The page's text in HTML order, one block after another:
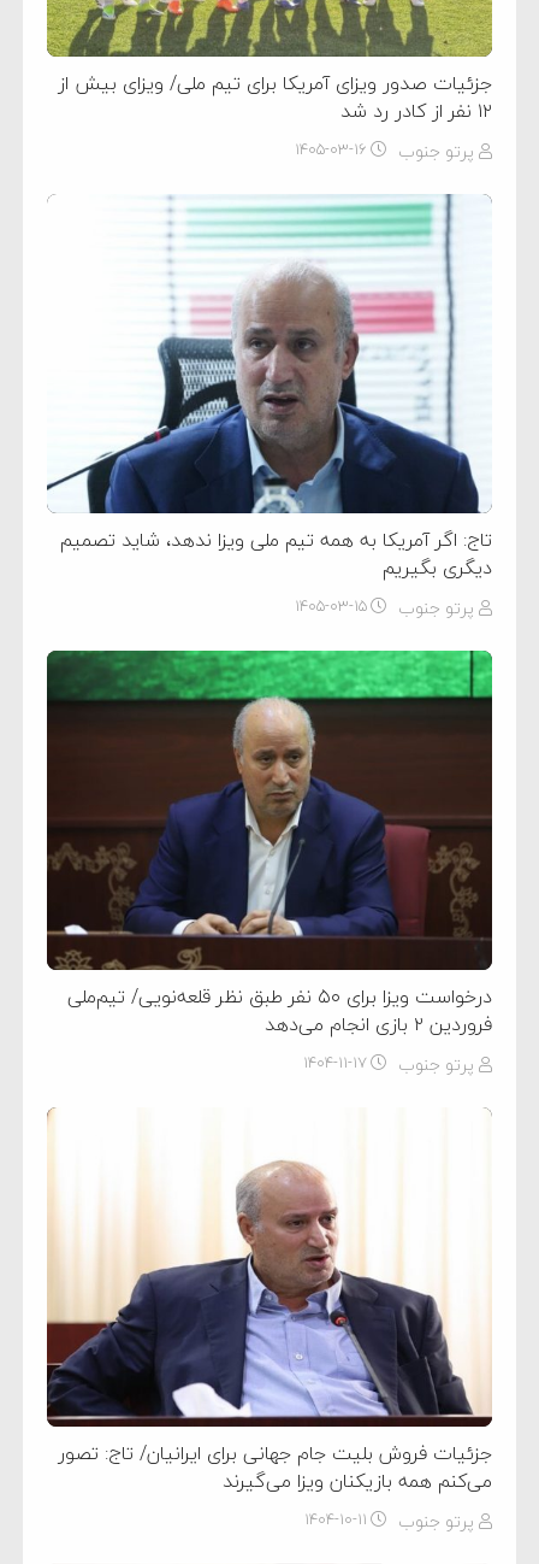
جزئیات صدور ویزای آمریکا برای تیم ملی/ ویزای بیش از
۱۲ نفر از کادر رد شد
پرتو جنوب ۱۴۰۵-۰۳-۱۶
تاج: اگر آمریکا به همه تیم ملی ویزا ندهد، شاید تصمیم
دیگری بگیریم
پرتو جنوب ۱۴۰۵-۰۳-۱۵
درخواست ویزا برای ۵۰ نفر طبق نظر قلعه‌نویی/ تیم‌ملی
فروردین ۲ بازی انجام می‌دهد
پرتو جنوب ۱۴۰۴-۱۱-۱۷
جزئیات فروش بلیت جام جهانی برای ایرانیان/ تاج: تصور
می‌کنم همه بازیکنان ویزا می‌گیرند
پرتو جنوب ۱۴۰۴-۱۰-۱۱